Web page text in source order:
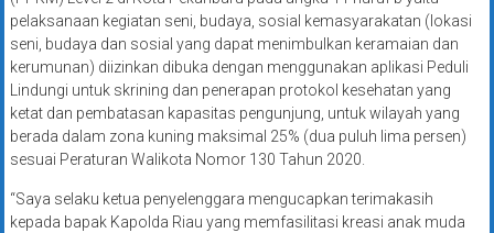
pelaksanaan kegiatan seni, budaya, sosial kemasyarakatan (lokasi
seni, budaya dan sosial yang dapat menimbulkan keramaian dan
kerumunan) diizinkan dibuka dengan menggunakan aplikasi Peduli
Lindungi untuk skrining dan penerapan protokol kesehatan yang
ketat dan pembatasan kapasitas pengunjung, untuk wilayah yang
berada dalam zona kuning maksimal 25% (dua puluh lima persen)
sesuai Peraturan Walikota Nomor 130 Tahun 2020.
“Saya selaku ketua penyelenggara mengucapkan terimakasih
kepada bapak Kapolda Riau yang memfasilitasi kreasi anak muda